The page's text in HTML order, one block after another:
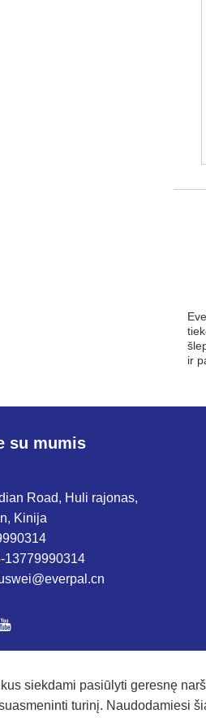
ir
su mumis
Road, Huli rajonas,
Kinija
13779990314
TEISĖS © 2022 XIAMEN
siekdami pasiūlyti geresnę
turinį. Naudodamiesi